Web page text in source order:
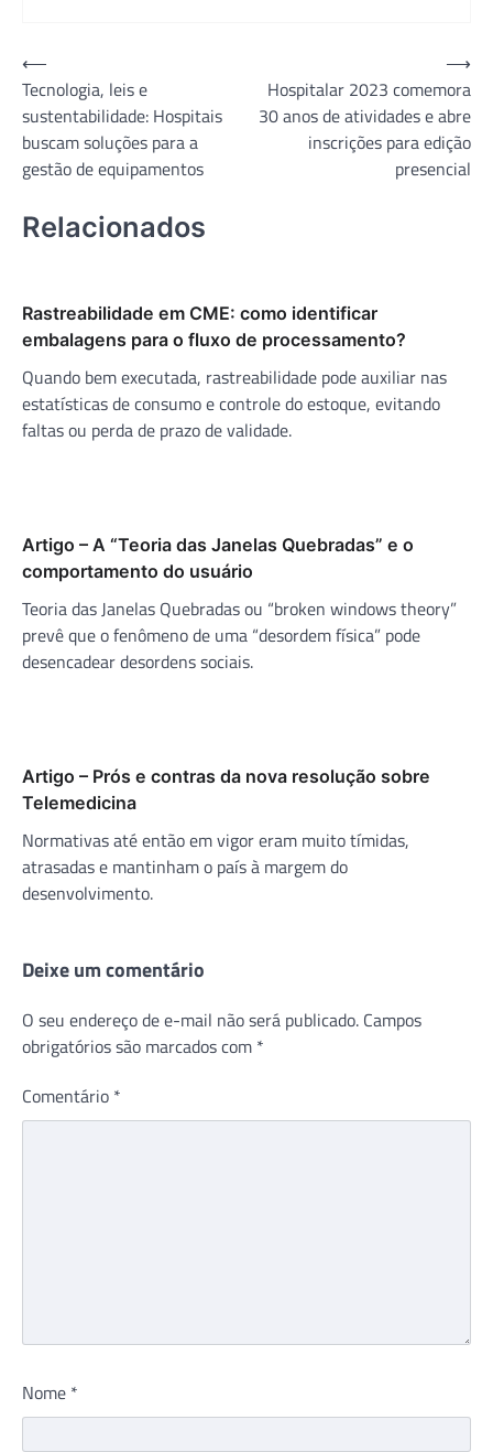
Navegação
de
Post
⟵
Tecnologia, leis e
sustentabilidade: Hospitais
buscam soluções para a
gestão de equipamentos
Hospitalar 2023 comemora
30 anos de atividades e abre
inscrições para edição
presencial
⟶
Relacionados
Rastreabilidade em CME: como identificar
embalagens para o fluxo de processamento?
Quando bem executada, rastreabilidade pode auxiliar nas
estatísticas de consumo e controle do estoque, evitando
faltas ou perda de prazo de validade.
Artigo – A “Teoria das Janelas Quebradas” e o
comportamento do usuário
Teoria das Janelas Quebradas ou “broken windows theory”
prevê que o fenômeno de uma “desordem física” pode
desencadear desordens sociais.
Artigo – Prós e contras da nova resolução sobre
Telemedicina
Normativas até então em vigor eram muito tímidas,
atrasadas e mantinham o país à margem do
desenvolvimento.
Deixe um comentário
O seu endereço de e-mail não será publicado. Campos
obrigatórios são marcados com *
Comentário *
Nome *